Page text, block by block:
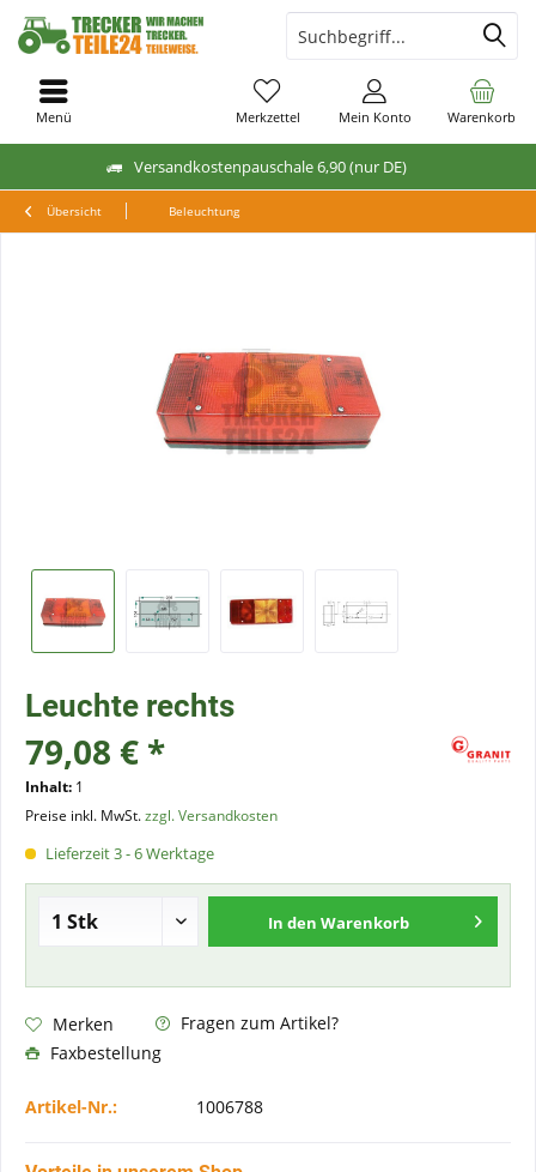
Versandkostenpauschale 6,90 (nur DE)
Warenkorb
Merkzettel Mein Konto
Menü
Übersicht Beleuchtung
Leuchte rechts
79,08 € *
Inhalt: 1
Preise inkl. MwSt.zzgl. Versandkosten
Lieferzeit 3 - 6 Werktage
In den Warenkorb
Merken
Fragen zum Artikel?
Faxbestellung
Artikel-Nr.: 1006788